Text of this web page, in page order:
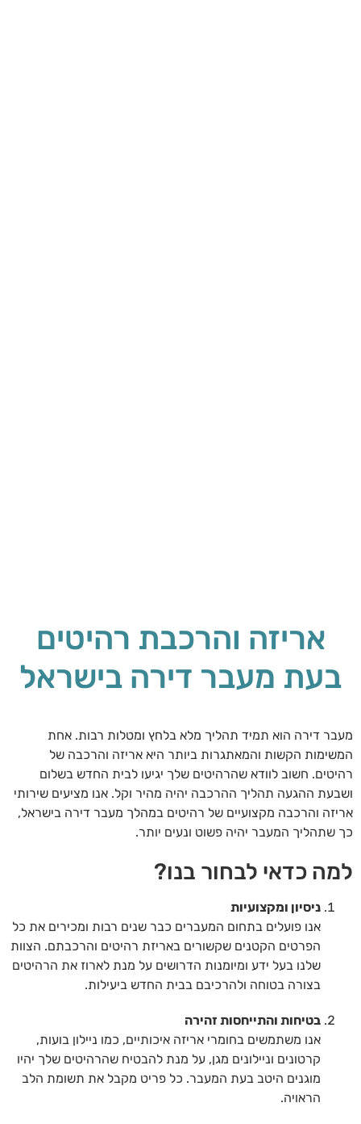
אריזה והרכבת רהיטים
בעת מעבר דירה בישראל
מעבר דירה הוא תמיד תהליך מלא בלחץ ומטלות רבות. אחת
המשימות הקשות והמאתגרות ביותר היא אריזה והרכבה של
רהיטים. חשוב לוודא שהרהיטים שלך יגיעו לבית החדש בשלום
ושבעת ההגעה תהליך ההרכבה יהיה מהיר וקל. אנו מציעים שירותי
אריזה והרכבה מקצועיים של רהיטים במהלך מעבר דירה בישראל,
כך שתהליך המעבר יהיה פשוט ונעים יותר.
למה כדאי לבחור בנו?
ניסיון ומקצועיות
אנו פועלים בתחום המעברים כבר שנים רבות ומכירים את כל
הפרטים הקטנים שקשורים באריזת רהיטים והרכבתם. הצוות
שלנו בעל ידע ומיומנות הדרושים על מנת לארוז את הרהיטים
בצורה בטוחה ולהרכיבם בבית החדש ביעילות.
בטיחות והתייחסות זהירה
אנו משתמשים בחומרי אריזה איכותיים, כמו ניילון בועות,
קרטונים וניילונים מגן, על מנת להבטיח שהרהיטים שלך יהיו
מוגנים היטב בעת המעבר. כל פריט מקבל את תשומת הלב
הראויה.